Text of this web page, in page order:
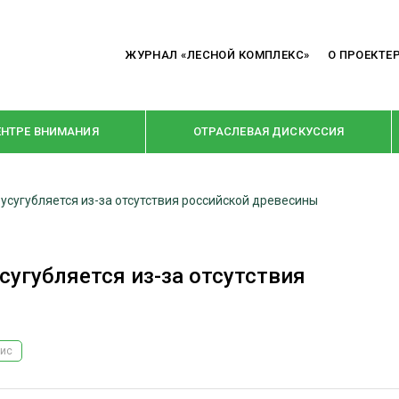
ЖУРНАЛ «ЛЕСНОЙ КОМПЛЕКС» О ПРОЕКТЕ
ВНИМАНИЯ ОТРАСЛЕВАЯ ДИСКУССИЯ
РУБРИКИ
КРУПНЫМ ПЛАНОМ
из-за отсутствия российской древесины
из-за отсутствия